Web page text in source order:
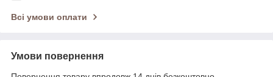
Всі умови оплати
Умови повернення